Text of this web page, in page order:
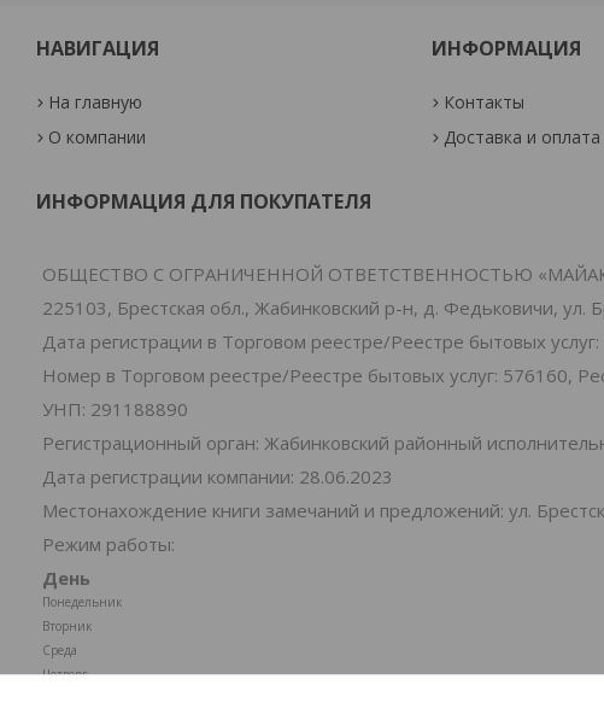
НАВИГАЦИЯ
На главную
О компании
ИНФОРМАЦИЯ
Контакты
Доставка и оплата
ИНФОРМАЦИЯ ДЛЯ ПОКУПАТЕЛЯ
ОБЩЕСТВО С ОГРАНИЧЕННОЙ ОТВЕТСТВЕННОСТЬЮ
225103, Брестская обл., Жабинковский р-н, д. Федьковичи, ул.
Дата регистрации в Торговом реестре/Реестре бытовых
Номер в Торговом реестре/Реестре бытовых услуг: 576160,
УНП: 291188890
Регистрационный орган: Жабинковский районный
Дата регистрации компании: 28.06.2023
Местонахождение книги замечаний и предложений: ул.
Режим работы:
День
Понедельник
Вторник
Среда
Четверг